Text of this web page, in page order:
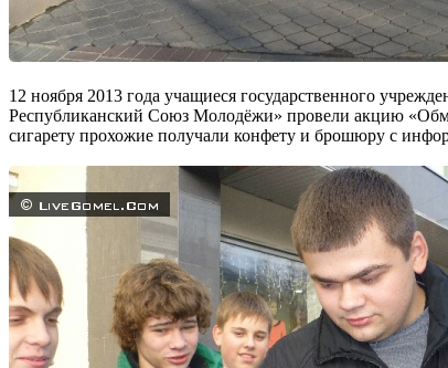
12 ноября 2013 года учащиеся государственного
Республиканский Союз Молодёжи» провели акцию
сигарету прохожие получали конфету и брошюру с